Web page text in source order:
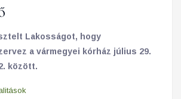
Lakosságot, hogy
a vármegyei kórház július 29.
között.